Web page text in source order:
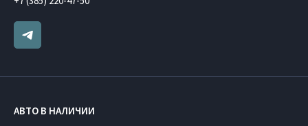
АВТО В НАЛИЧИИ